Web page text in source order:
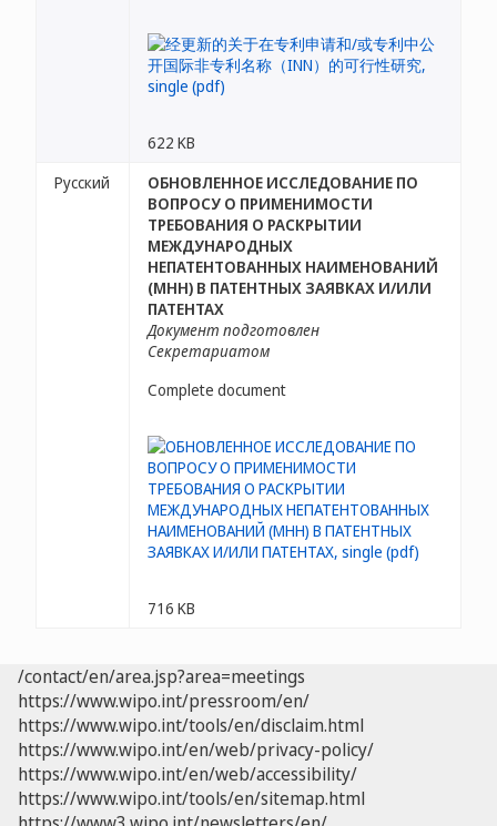
622 KB
Русский
ОБНОВЛЕННОЕ ИССЛЕДОВАНИЕ ПО
ВОПРОСУ О ПРИМЕНИМОСТИ
ТРЕБОВАНИЯ О РАСКРЫТИИ
МЕЖДУНАРОДНЫХ
НЕПАТЕНТОВАННЫХ НАИМЕНОВАНИЙ
(МНН) В ПАТЕНТНЫХ ЗАЯВКАХ И/ИЛИ
ПАТЕНТАХ
Документ подготовлен
Секретариатом
Complete document
716 KB
/contact/en/area.jsp?area=meetings
https://www.wipo.int/pressroom/en/
https://www.wipo.int/tools/en/disclaim.html
https://www.wipo.int/en/web/privacy-policy/
https://www.wipo.int/en/web/accessibility/
https://www.wipo.int/tools/en/sitemap.html